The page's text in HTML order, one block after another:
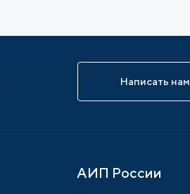
Написать нам
АИП России